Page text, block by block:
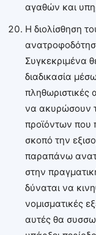
αγαθών και
Η διολίσθηση
Συγκεκριμένα
διαδικασία
πληθωριστικές
να ακυρώσουν
προϊόντων που
σκοπό την
παραπάνω
στην
δύναται να
νομισματικές
αυτές θα